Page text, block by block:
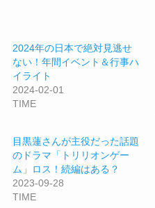
2024年の日本で絶対見逃せ
ない！年間イベント＆行事ハ
イライト
2024-02-01
TIME
目黒蓮さんが主役だった話題
のドラマ「トリリオンゲー
ム」ロス！続編はある？
2023-09-28
TIME